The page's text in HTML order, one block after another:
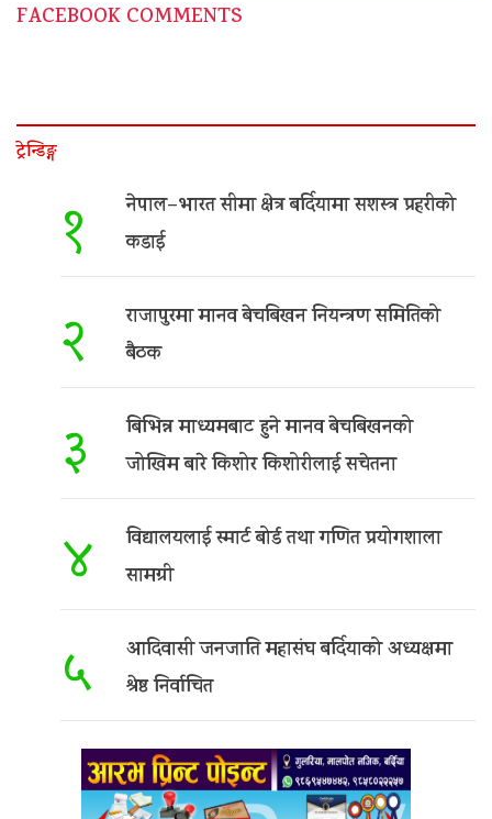
FACEBOOK COMMENTS
ट्रेन्डिङ्ग
१ नेपाल–भारत सीमा क्षेत्र बर्दियामा सशस्त्र प्रहरीको
कडाई
२ राजापुरमा मानव बेचबिखन नियन्त्रण समितिको
बैठक
३ बिभिन्न माध्यमबाट हुने मानव बेचबिखनको
जोखिम बारे किशोर किशोरीलाई सचेतना
४ विद्यालयलाई स्मार्ट बोर्ड तथा गणित प्रयोगशाला
सामग्री
५ आदिवासी जनजाति महासंघ बर्दियाको अध्यक्षमा
श्रेष्ठ निर्वाचित